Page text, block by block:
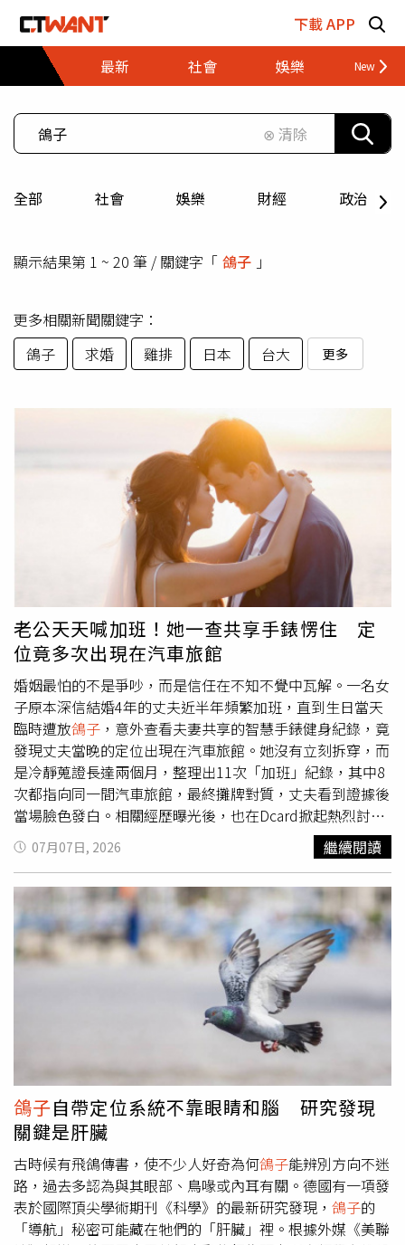
下載 APP
最新
社會 娛樂 財經
⊗ 清除
全部 社會 娛樂 財經 政治
顯示結果第 1 ~ 20 筆 / 關鍵字「 鴿子 」
更多相關新聞關鍵字：
鴿子
求婚 雞排 日本 台大 更多
老公天天喊加班！她一查共享手錶愣住 定
位竟多次出現在汽車旅館
婚姻最怕的不是爭吵，而是信任在不知不覺中瓦解。一名女
子原本深信結婚4年的丈夫近半年頻繁加班，直到生日當天
臨時遭放鴿子 ，意外查看夫妻共享的智慧手錶健身紀錄，竟
發現丈夫當晚的定位出現在汽車旅館。她沒有立刻拆穿，而
是冷靜蒐證長達兩個月，整理出11次「加班」紀錄，其中8
次都指向同一間汽車旅館，最終攤牌對質，丈夫看到證據後
當場臉色發白。相關經歷曝光後，也在Dcard掀起熱烈討
論。根據原PO發文表示，她與丈夫結婚4年，育有一名2歲
孩子。近半年來，丈夫經常以公司加班為由晚歸，她始終沒
有懷疑對方。直到上個月生日，夫妻原本約好一起享用大
餐，也提前將孩子託給保母照顧，不料丈夫卻臨時表示公司
有事無法赴約，讓她只能獨自過生日。她透露，當晚用餐後
滑手機時，突然想起夫妻曾開啟智慧手錶共享健身資料功
能，便查看丈夫的運動紀錄，沒想到發現丈夫當天晚間9時
左右有長達40分鐘的運動紀錄，不僅心率明顯偏高，定位位
置更顯示在一間汽車旅館。當下她沒有哭鬧，也沒有立刻質
問，而是默默將畫面截圖保存，開始記錄丈夫之後每一次聲
稱加班的時間、定位及相關數據。經過兩個月整理，她發現
丈夫共有11次以加班為由外出，其中8次定位都出現在同一
間汽車旅館。她將所有截圖、定位紀錄及時間軸整理成完整
資料夾，直到近日才選擇攤牌。她回憶，當天只是把iPad放
在餐桌上，打開資料夾推到丈夫面前，平靜地說了一句：
「你自己看完再說話。」原PO指出，丈夫看到整理好的證
據後當場臉色發白，之後每天向她下跪道歉，不斷表示自己
只是一時鬼迷心竅，希望她能再給一次機會。不過，她表
示，自己已將相關資料交由律師評估，目前真正讓她猶豫的
07月07日, 2026 繼續閱讀
鴿子自帶定位系統不靠眼睛和腦 研究發現
關鍵是肝臟
古時候有飛鴿傳書，使不少人好奇為何鴿子能辨別方向不迷
路，過去多認為與其眼部、鳥喙或內耳有關。德國有一項發
表於國際頂尖學術期刊《科學》的最新研究發現， 鴿子的
「導航」秘密可能藏在牠們的「肝臟」裡。根據外媒《美聯